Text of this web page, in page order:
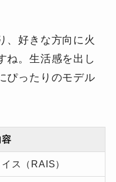
、好きな方向に火
ね。生活感を出し
ぴったりのモデル
容
ス（RAIS）